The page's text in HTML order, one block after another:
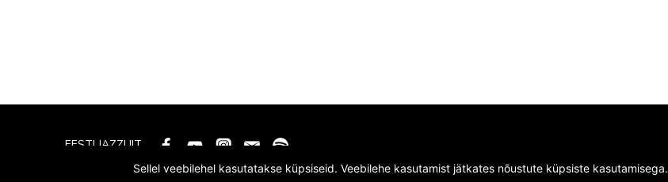
EESTI JAZZLIIT
Sellel veebilehel kasutatakse küpsiseid. Veebilehe kasutamist jätkates nõustute küpsiste kasutamisega.